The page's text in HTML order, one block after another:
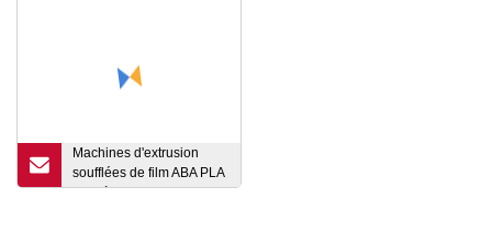
Machines d'extrusion
soufflées de film ABA PLA
Pbat à grande vitesse